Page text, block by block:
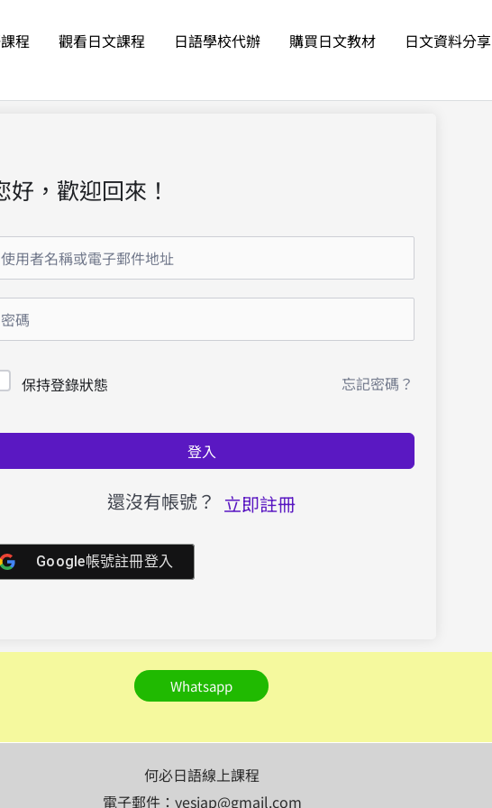
程 觀看日文課程 日語學校代辦 購買日文教材
日文資料分享
好，歡迎回來！
保持登錄狀態 忘記密碼？
登入
還沒有帳號？ 立即註冊
Google帳號註冊登入
Whatsapp
何必日語線上課程
電子郵件：yesjap@gmail.com